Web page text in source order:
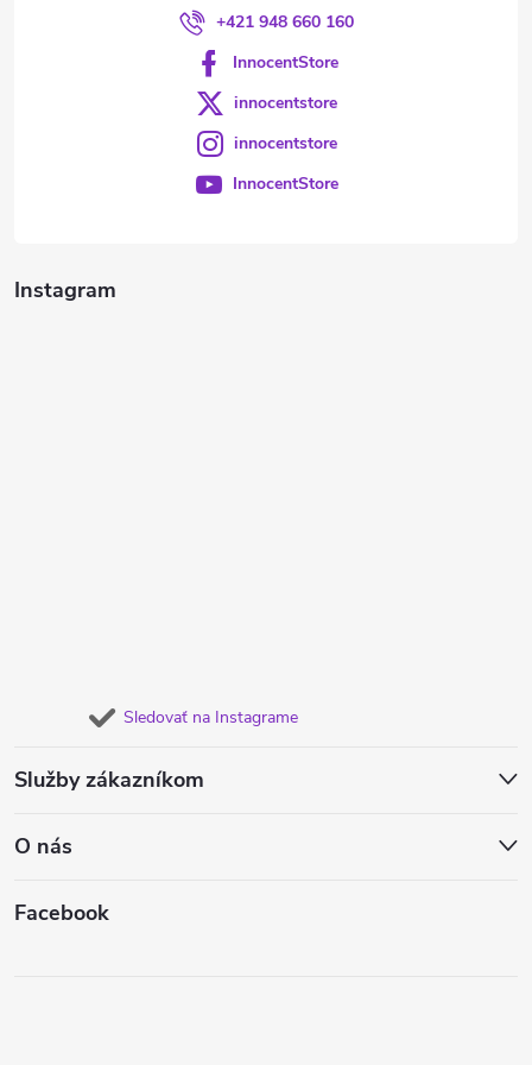
Instagram
Sledovať na Instagrame
Služby zákazníkom
O nás
Facebook
+421 948 660 160
InnocentStore
innocentstore
innocentstore
InnocentStore